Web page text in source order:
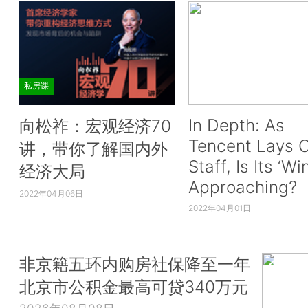
私房课
向松祚：宏观经济70
讲，带你了解国内外
经济大局
2022年04月06日
In Depth: As
Tencent Lays
Staff, Is Its
Approaching?
2022年04月01日
非京籍五环内购房社保降至一年
北京市公积金最高可贷340万元